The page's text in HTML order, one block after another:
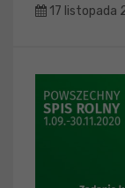
17 listopada